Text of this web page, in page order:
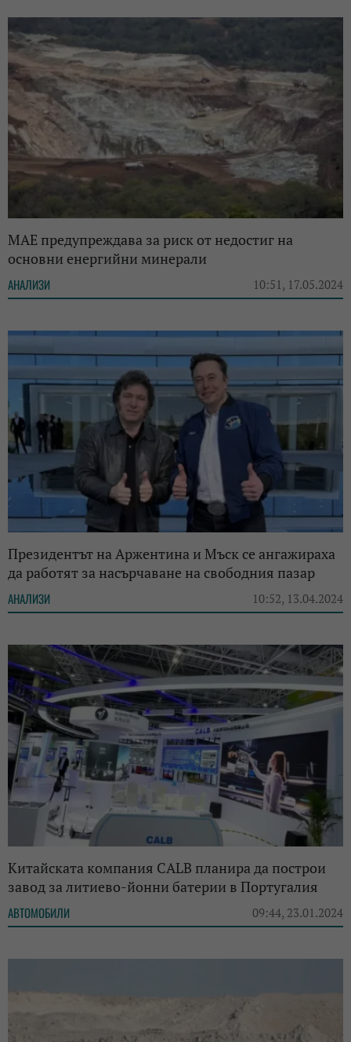
МАЕ предупреждава за риск от недостиг на
основни енергийни минерали
АНАЛИЗИ 10:51, 17.05.2024
Президентът на Аржентина и Мъск се ангажираха
да работят за насърчаване на свободния пазар
АНАЛИЗИ 10:52, 13.04.2024
Китайската компания CALB планира да построи
завод за литиево-йонни батерии в Португалия
АВТОМОБИЛИ 09:44, 23.01.2024